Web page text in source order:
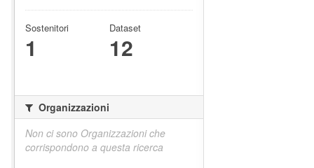
Sostenitori
1
Dataset
12
Organizzazioni
Non ci sono Organizzazioni che
corrispondono a questa ricerca